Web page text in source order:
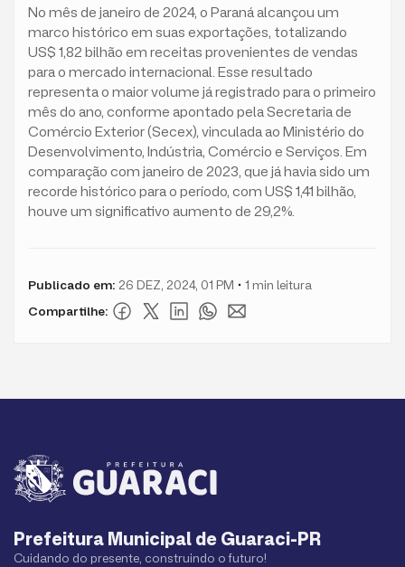
No mês de janeiro de 2024, o Paraná alcançou um
marco histórico em suas exportações, totalizando
US$ 1,82 bilhão em receitas provenientes de vendas
para o mercado internacional. Esse resultado
representa o maior volume já registrado para o primeiro
mês do ano, conforme apontado pela Secretaria de
Comércio Exterior (Secex), vinculada ao Ministério do
Desenvolvimento, Indústria, Comércio e Serviços. Em
comparação com janeiro de 2023, que já havia sido um
recorde histórico para o período, com US$ 1,41 bilhão,
houve um significativo aumento de 29,2%.
Publicado em: 26 DEZ, 2024, 01 PM 1 min leitura
Compartilhe:
Prefeitura Municipal de Guaraci-PR
Cuidando do presente, construindo o futuro!